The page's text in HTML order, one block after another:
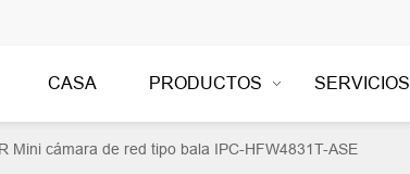
CASA PRODUCTOS SERVICIOS
Mini cámara de red tipo bala IPC-HFW4831T-ASE